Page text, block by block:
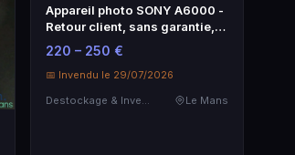
Appareil photo SONY A6000 -
Retour client, sans garantie,
TVA récupérable
220 – 250 €
📅 Invendu le 29/07/2026
Destockage & Invendus
Le Mans